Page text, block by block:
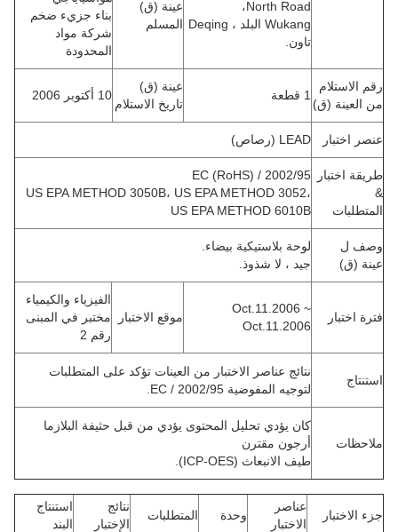
North Road،
Wukang البلد ، Deqing
تاون.
عينة (ق)
المسلم
بناء جزيء ضخم
شركة مواد
المحدودة
رقم الاستلام
من العينة (ق)
عينة (ق)
تاريخ الاستلام
10 أكتوبر 2006
عنصر اختبار LEAD (رصاص)
طريقة اختبار
&
المتطلبات
2002/95 / EC (RoHS)
US EPA METHOD 3050B، US EPA METHOD 3052،
US EPA METHOD 6010B
وصف ل
عينة (ق)
لوحة بلاستيكية بيضاء.
جيد ، لا شذوذ.
فترة اختبار
Oct.11.2006 ~
Oct.11.2006
موقع الاختبار
الفيزياء والكيمياء
مختبر في المبنى
رقم 2
استنتاج
نتائج عناصر الاختبار من العينات تؤكد على المتطلبات
لتوجيه المفوضية 2002/95 / EC.
ملاحظات
كان يؤدي تحليل المحتوى يؤدي من قبل حثيفة البلازما
أرجون مقترن
طيف الانبعاث (ICP-OES).
جزء الاختبار
عناصر
الاختبار
وحدة المتطلبات
نتائج
الإختبار
استنتاج
البند